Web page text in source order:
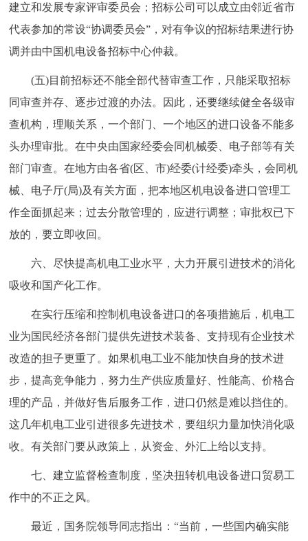
建立和发展专家评审委员会；招标公司可以成立由邻近省市
代表参加的常设“协调委员会”，对有争议的招标结果进行协
调并由中国机电设备招标中心仲裁。
(五)目前招标还不能全部代替审查工作，只能采取招标
同审查并存、逐步过渡的办法。因此，还要继续健全各级审
查机构，理顺关系，一个部门、一个地区的进口设备不能多
头办理审批。在中央由国家经委会同机械委、电子部等有关
部门审查。在地方由各省(区、市)经委(计经委)牵头，会同机
械、电子厅(局)及有关方面，把本地区机电设备进口管理工
作全面抓起来；过去分散管理的，应进行调整；审批权已下
放的，要立即收回。
六、尽快提高机电工业水平，大力开展引进技术的消化
吸收和国产化工作。
在实行压缩和控制机电设备进口的各项措施后，机电工
业为国民经济各部门提供先进技术装备、支持现有企业技术
改造的担子更重了。如果机电工业不能加快自身的技术进
步，提高竞争能力，努力生产供应质量好、性能高、价格合
理的产品，并做好售后服务工作，进口仍然是难以挡住的。
这几年机电工业引进很多先进技术，要组织力量加快消化吸
收。有关部门要从政策上，从资金、外汇上给以支持。
七、建立监督检查制度，坚决扭转机电设备进口贸易工
作中的不正之风。
最近，国务院领导同志指出：“当前，一些国内确实能